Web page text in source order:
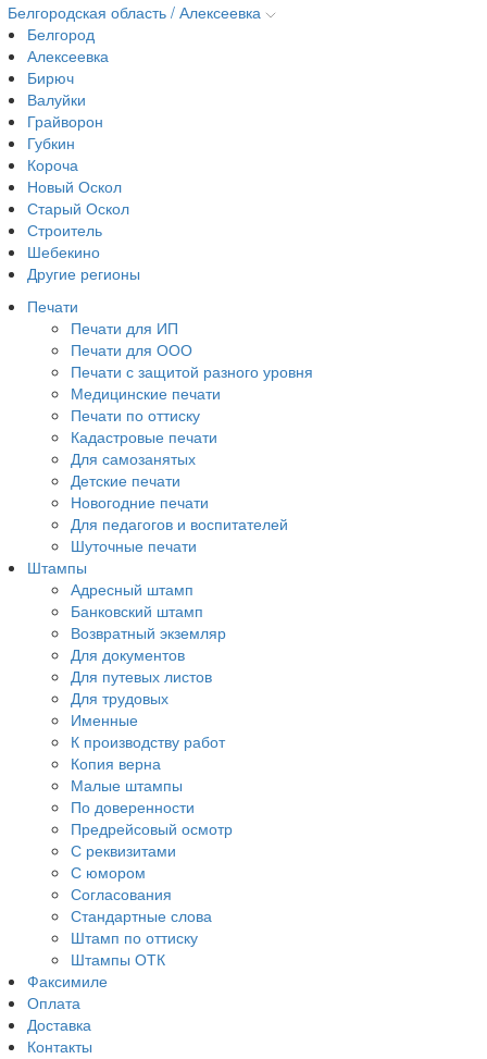
Белгородская область / Алексеевка
Белгород
Алексеевка
Бирюч
Валуйки
Грайворон
Губкин
Короча
Новый Оскол
Старый Оскол
Строитель
Шебекино
Другие регионы
Печати
Печати для ИП
Печати для ООО
Печати с защитой разного уровня
Медицинские печати
Печати по оттиску
Кадастровые печати
Для самозанятых
Детские печати
Новогодние печати
Для педагогов и воспитателей
Шуточные печати
Штампы
Адресный штамп
Банковский штамп
Возвратный экземляр
Для документов
Для путевых листов
Для трудовых
Именные
К производству работ
Копия верна
Малые штампы
По доверенности
Предрейсовый осмотр
С реквизитами
С юмором
Согласования
Стандартные слова
Штамп по оттиску
Штампы ОТК
Факсимиле
Оплата
Доставка
Контакты